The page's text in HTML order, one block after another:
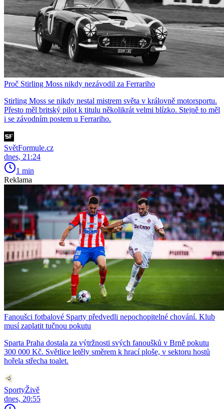
Proč Stirling Moss nikdy nezávodil za Ferrariho
Stirling Moss se nikdy nestal mistrem světa v královně motorsportu.
Přesto měl britský pilot k titulu několikrát velmi blízko. Stejně to měl
i se závodním postem u Ferrariho.
SvětFormule.cz
dnes, 21:24
1 min
Reklama
Fanoušci fotbalové Sparty předvedli nepochopitelné chování. Klub
musí zaplatit tučnou pokutu
Sparta Praha dostala za výtržnosti svých fanoušků v Brně pokutu
300 000 Kč. Světlice letěly směrem k hrací ploše, v sektoru hostů
hořela střecha toalet.
SportyŽivě
dnes, 20:55